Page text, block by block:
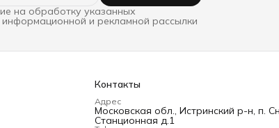
на обработку указанных
и рекламной рассылки
Контакты
Адрес
Московская обл., Истринский р-н, п.
Станционная д.1